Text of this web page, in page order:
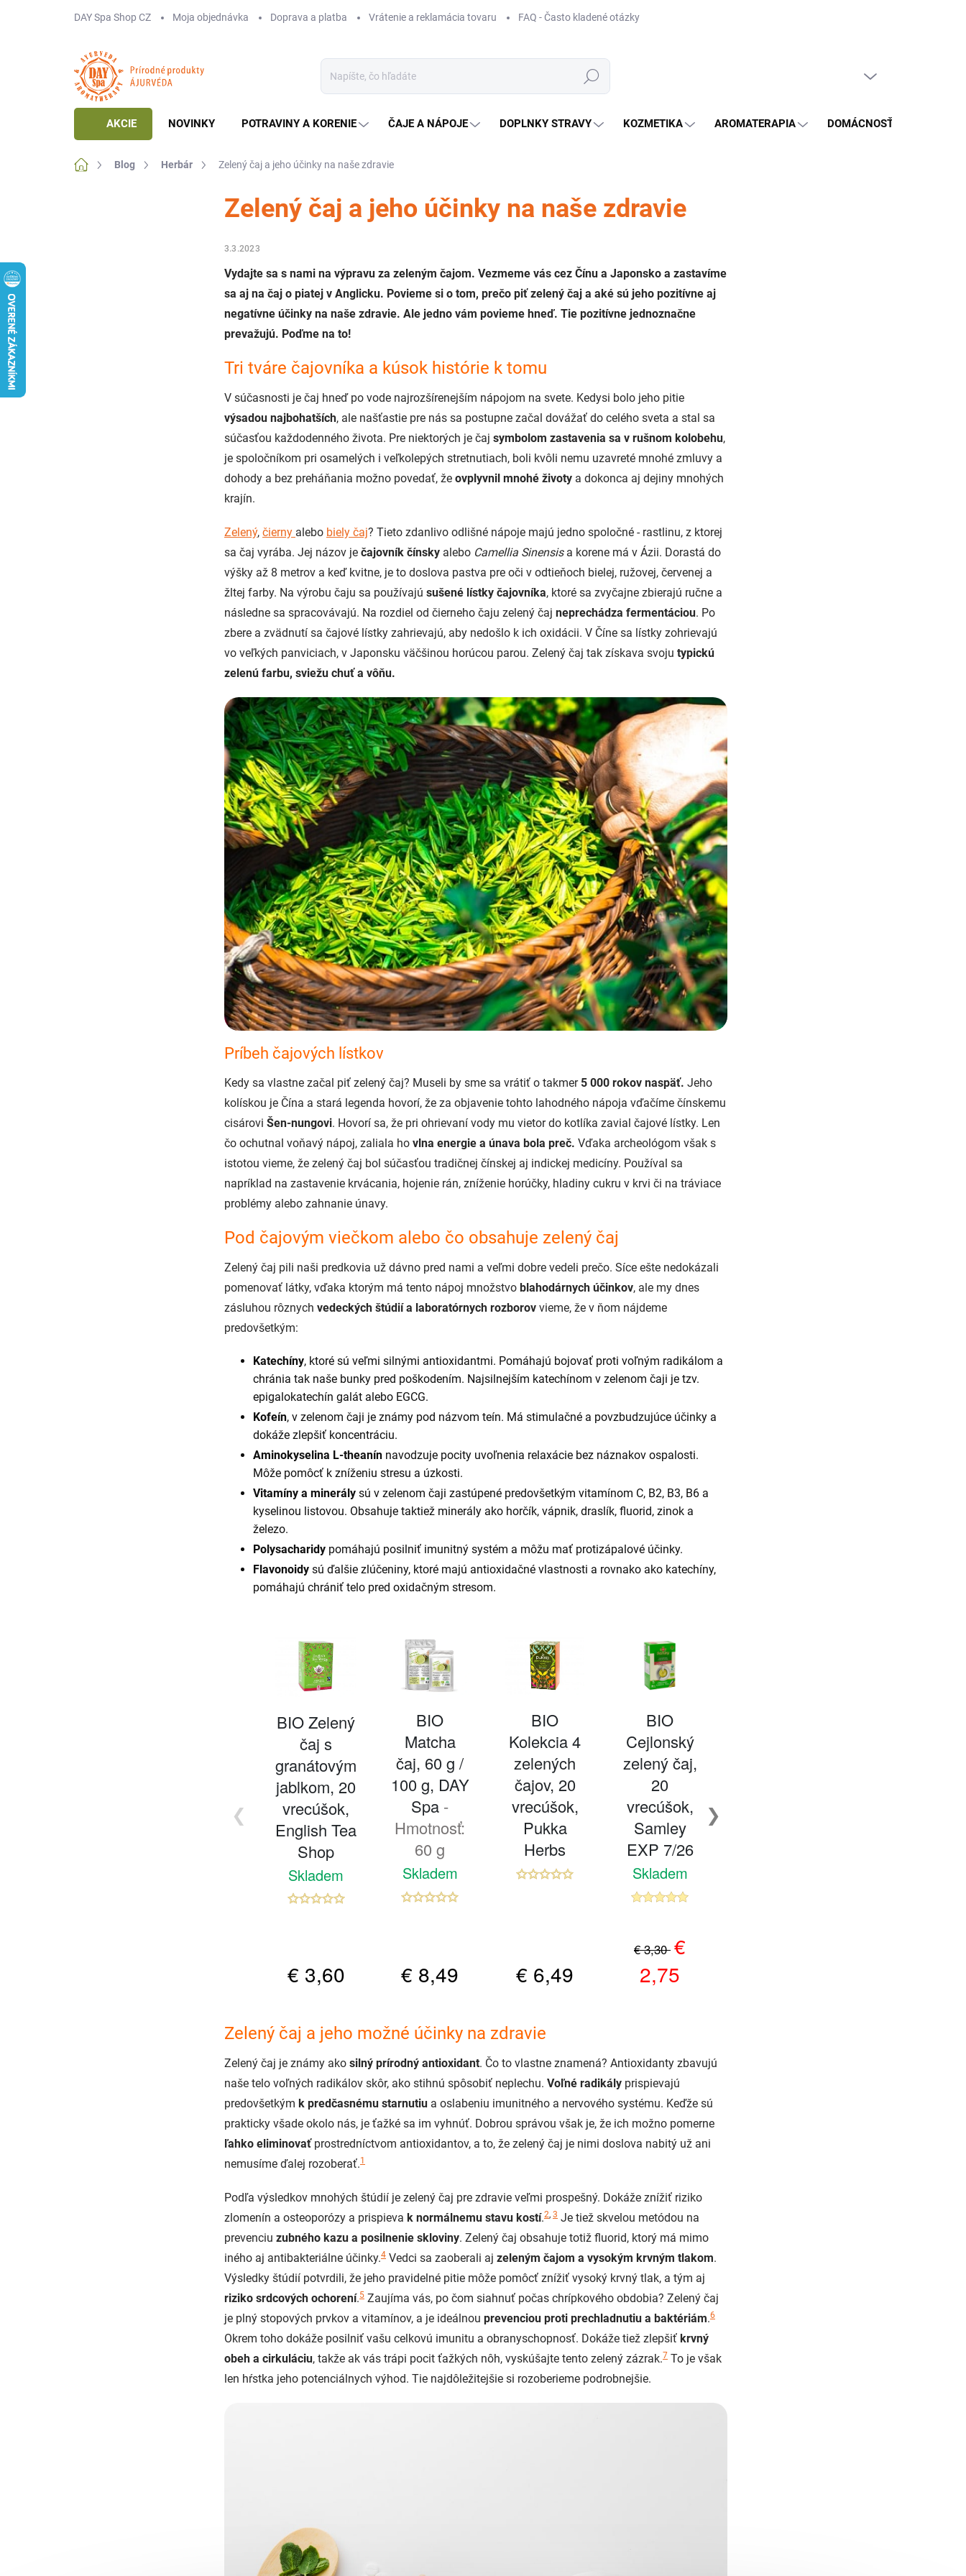
DAY Spa Shop CZ Moja objednávka Doprava a platba Vrátenie a reklamácia tovaru FAQ - Často kladené otázky
Hľadať
AKCIE NOVINKY POTRAVINY A KORENIE ČAJE A NÁPOJE DOPLNKY STRAVY KOZMETIKA AROMATERAPIA DOMÁCNOSŤ
DomovBlog Herbár Zelený čaj a jeho účinky na naše zdravie
Zelený čaj a jeho účinky na naše zdravie
3.3.2023
Vydajte sa s nami na výpravu za zeleným čajom. Vezmeme vás cez Čínu a Japonsko a zastavíme
sa aj na čaj o piatej v Anglicku. Povieme si o tom, prečo piť zelený čaj a aké sú jeho pozitívne aj
negatívne účinky na naše zdravie. Ale jedno vám povieme hneď. Tie pozitívne jednoznačne
prevažujú. Poďme na to!
Tri tváre čajovníka a kúsok histórie k tomu
V súčasnosti je čaj hneď po vode najrozšírenejším nápojom na svete. Kedysi bolo jeho pitie
výsadou najbohatších, ale našťastie pre nás sa postupne začal dovážať do celého sveta a stal sa
súčasťou každodenného života. Pre niektorých je čaj symbolom zastavenia sa v rušnom kolobehu,
je spoločníkom pri osamelých i veľkolepých stretnutiach, boli kvôli nemu uzavreté mnohé zmluvy a
dohody a bez preháňania možno povedať, že ovplyvnil mnohé životy a dokonca aj dejiny mnohých
krajín.
Zelený, čierny alebo biely čaj? Tieto zdanlivo odlišné nápoje majú jedno spoločné - rastlinu, z ktorej
sa čaj vyrába. Jej názov je čajovník čínsky alebo Camellia Sinensisa korene má v Ázii. Dorastá do
výšky až 8 metrov a keď kvitne, je to doslova pastva pre oči v odtieňoch bielej, ružovej, červenej a
žltej farby. Na výrobu čaju sa používajú sušené lístky čajovníka, ktoré sa zvyčajne zbierajú ručne a
následne sa spracovávajú. Na rozdiel od čierneho čaju zelený čaj neprechádza fermentáciou. Po
zbere a zvädnutí sa čajové lístky zahrievajú, aby nedošlo k ich oxidácii. V Číne sa lístky zohrievajú
vo veľkých panviciach, v Japonsku väčšinou horúcou parou. Zelený čaj tak získava svoju typickú
zelenú farbu, sviežu chuť a vôňu.
Príbeh čajových lístkov
Kedy sa vlastne začal piť zelený čaj? Museli by sme sa vrátiť o takmer 5 000 rokov naspäť. Jeho
kolískou je Čína a stará legenda hovorí, že za objavenie tohto lahodného nápoja vďačíme čínskemu
cisárovi Šen-nungovi. Hovorí sa, že pri ohrievaní vody mu vietor do kotlíka zavial čajové lístky. Len
čo ochutnal voňavý nápoj, zaliala ho vlna energie a únava bola preč. Vďaka archeológom však s
istotou vieme, že zelený čaj bol súčasťou tradičnej čínskej aj indickej medicíny. Používal sa
napríklad na zastavenie krvácania, hojenie rán, zníženie horúčky, hladiny cukru v krvi či na tráviace
problémy alebo zahnanie únavy.
Pod čajovým viečkom alebo čo obsahuje zelený čaj
Zelený čaj pili naši predkovia už dávno pred nami a veľmi dobre vedeli prečo. Síce ešte nedokázali
pomenovať látky, vďaka ktorým má tento nápoj množstvo blahodárnych účinkov, ale my dnes
zásluhou rôznych vedeckých štúdií a laboratórnych rozborov vieme, že v ňom nájdeme
predovšetkým:
Katechíny, ktoré sú veľmi silnými antioxidantmi. Pomáhajú bojovať proti voľným radikálom a
chránia tak naše bunky pred poškodením. Najsilnejším katechínom v zelenom čaji je tzv.
epigalokatechín galát alebo EGCG.
Kofeín, v zelenom čaji je známy pod názvom teín. Má stimulačné a povzbudzujúce účinky a
dokáže zlepšiť koncentráciu.
Aminokyselina L-theanín navodzuje pocity uvoľnenia relaxácie bez náznakov ospalosti.
Môže pomôcť k zníženiu stresu a úzkosti.
Vitamíny a minerály sú v zelenom čaji zastúpené predovšetkým vitamínom C, B2, B3, B6 a
kyselinou listovou. Obsahuje taktiež minerály ako horčík, vápnik, draslík, fluorid, zinok a
železo.
Polysacharidy pomáhajú posilniť imunitný systém a môžu mať protizápalové účinky.
Flavonoidy sú ďalšie zlúčeniny, ktoré majú antioxidačné vlastnosti a rovnako ako katechíny,
pomáhajú chrániť telo pred oxidačným stresom.
Zelený čaj a jeho možné účinky na zdravie
Zelený čaj je známy ako silný prírodný antioxidant. Čo to vlastne znamená? Antioxidanty zbavujú
naše telo voľných radikálov skôr, ako stihnú spôsobiť neplechu. Voľné radikály prispievajú
predovšetkým k predčasnému starnutiu a oslabeniu imunitného a nervového systému. Keďže sú
prakticky všade okolo nás, je ťažké sa im vyhnúť. Dobrou správou však je, že ich možno pomerne
ľahko eliminovať prostredníctvom antioxidantov, a to, že zelený čaj je nimi doslova nabitý už ani
nemusíme ďalej rozoberať.1
Podľa výsledkov mnohých štúdií je zelený čaj pre zdravie veľmi prospešný. Dokáže znížiť riziko
zlomenín a osteoporózy a prispieva k normálnemu stavu kostí.2, 3 Je tiež skvelou metódou na
prevenciu zubného kazu a posilnenie skloviny. Zelený čaj obsahuje totiž fluorid, ktorý má mimo
iného aj antibakteriálne účinky.4 Vedci sa zaoberali aj zeleným čajom a vysokým krvným tlakom.
Výsledky štúdií potvrdili, že jeho pravidelné pitie môže pomôcť znížiť vysoký krvný tlak, a tým aj
riziko srdcových ochorení.5 Zaujíma vás, po čom siahnuť počas chrípkového obdobia? Zelený čaj
je plný stopových prvkov a vitamínov, a je ideálnou prevenciou proti prechladnutiu a baktériám.6
Okrem toho dokáže posilniť vašu celkovú imunitu a obranyschopnosť. Dokáže tiež zlepšiť krvný
obeh a cirkuláciu, takže ak vás trápi pocit ťažkých nôh, vyskúšajte tento zelený zázrak.7 To je však
len hŕstka jeho potenciálnych výhod. Tie najdôležitejšie si rozoberieme podrobnejšie.